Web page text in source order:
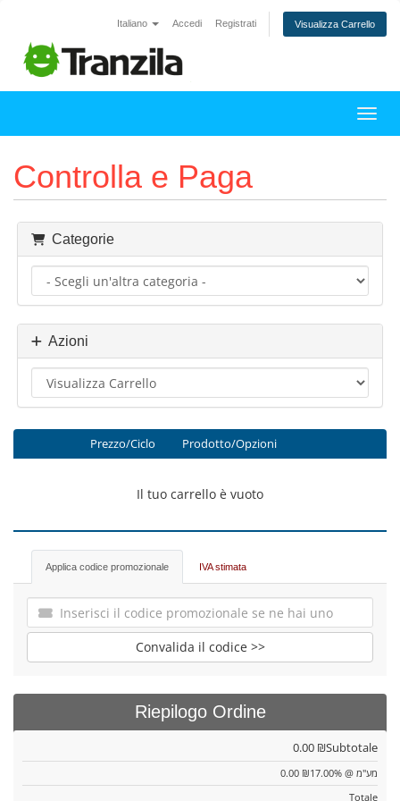
Italiano Accedi Registrati Visualizza Carrello
Controlla e Paga
Categorie
Azioni
Prodotto/Opzioni
Prezzo/Ciclo
Il tuo carrello è vuoto
Applica codice promozionale IVA stimata
Convalida il codice >>
Riepilogo Ordine
Subtotale
0.00 ₪
מע"מ @ 17.00%
0.00 ₪
Totale